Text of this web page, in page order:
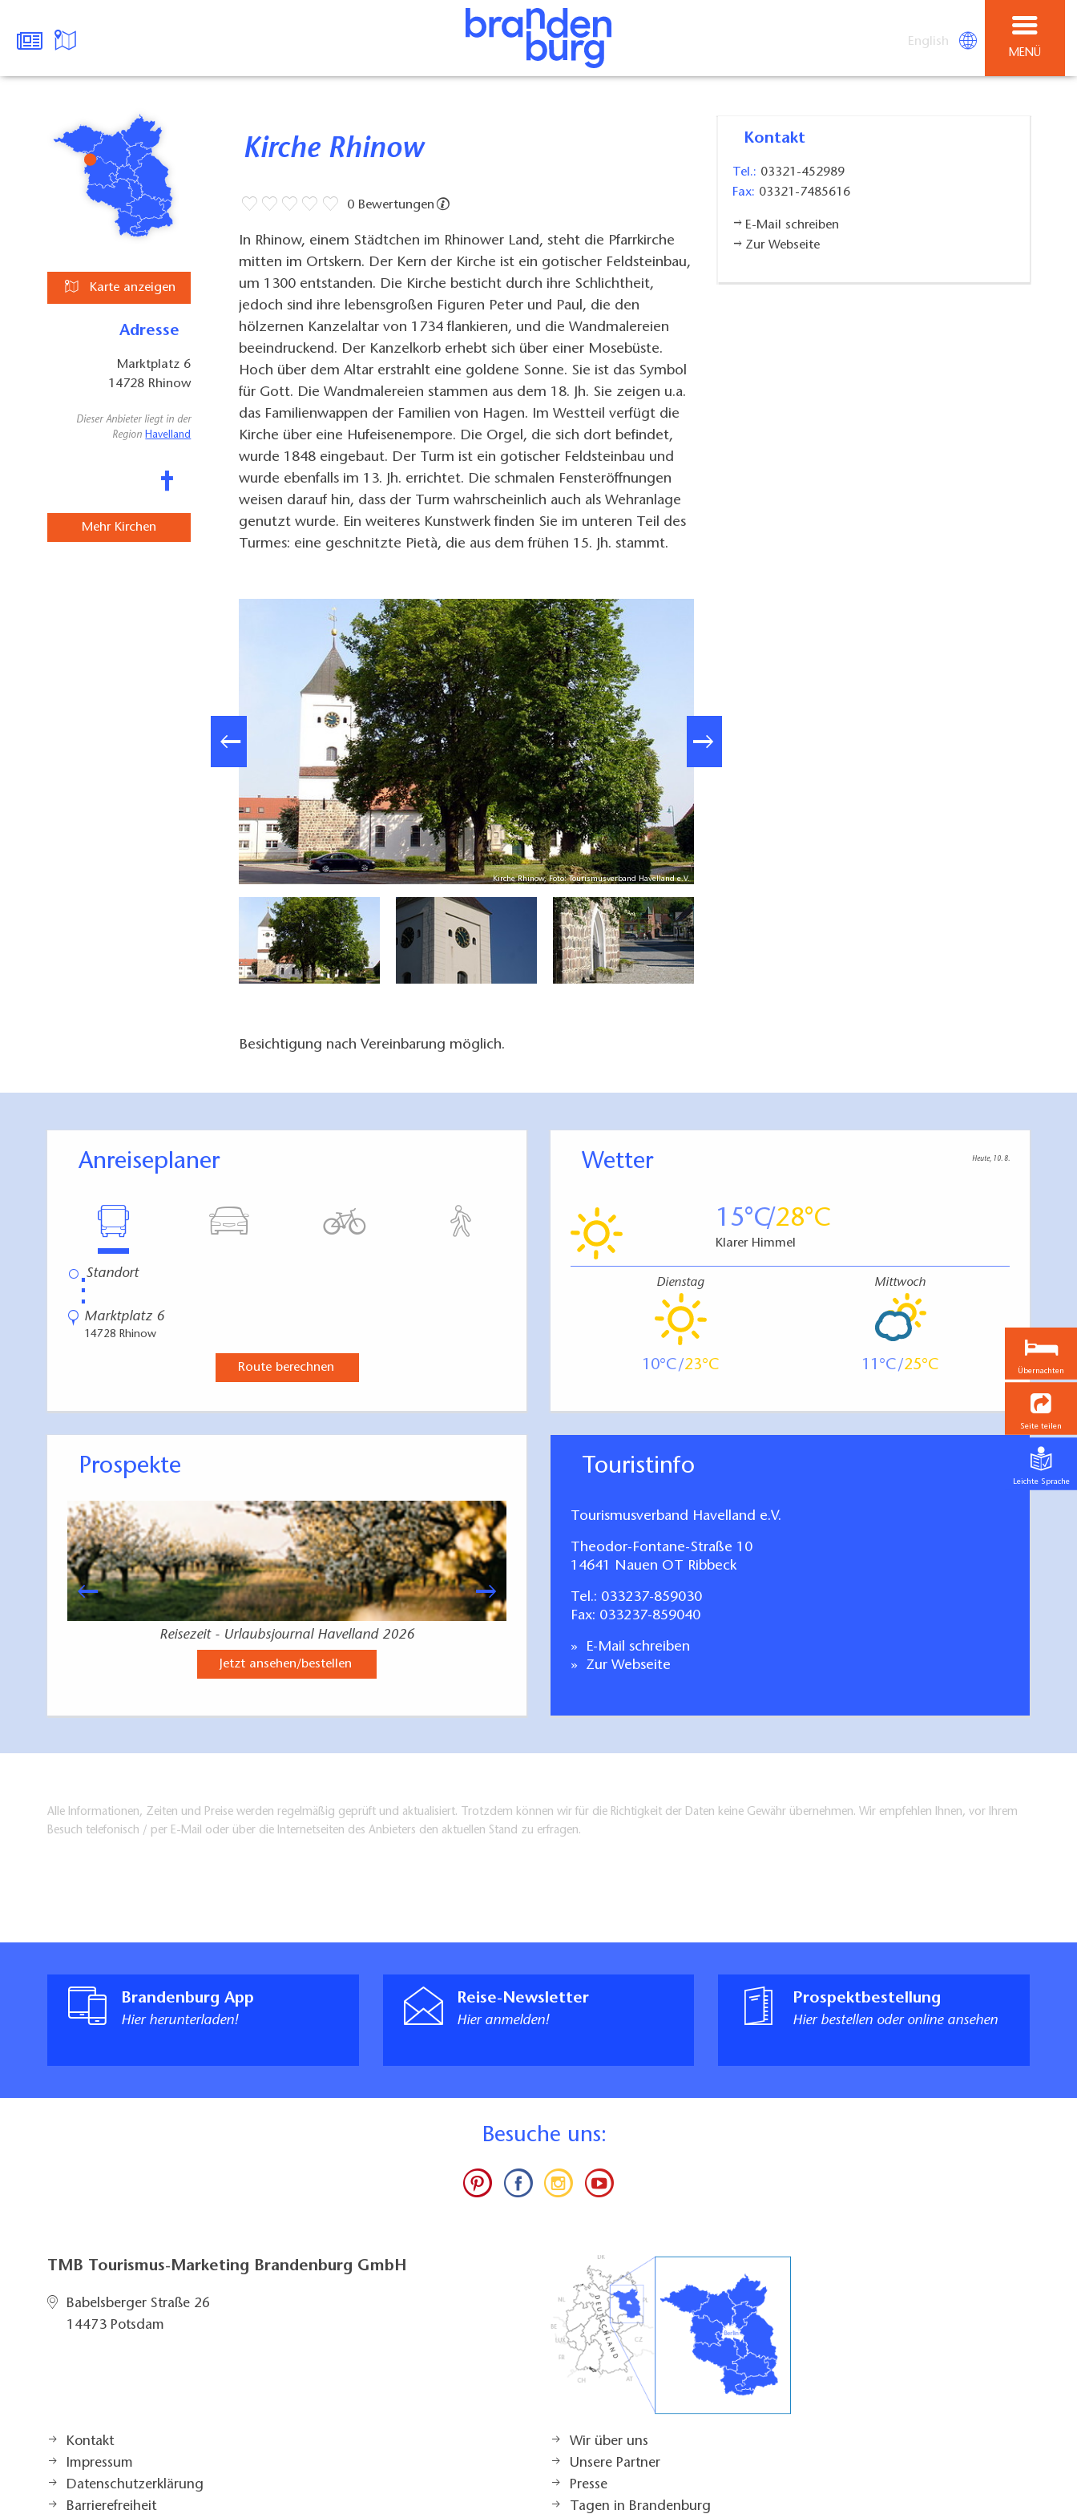
English
MENÜ
Karte anzeigen
Adresse
Marktplatz 6
14728 Rhinow
Dieser Anbieter liegt in der
Region Havelland
Mehr Kirchen
Kirche Rhinow
0 Bewertungen
In Rhinow, einem Städtchen im Rhinower Land, steht die Pfarrkirche
mitten im Ortskern. Der Kern der Kirche ist ein gotischer Feldsteinbau,
um 1300 entstanden. Die Kirche besticht durch ihre Schlichtheit,
jedoch sind ihre lebensgroßen Figuren Peter und Paul, die den
hölzernen Kanzelaltar von 1734 flankieren, und die Wandmalereien
beeindruckend. Der Kanzelkorb erhebt sich über einer Mosebüste.
Hoch über dem Altar erstrahlt eine goldene Sonne. Sie ist das Symbol
für Gott. Die Wandmalereien stammen aus dem 18. Jh. Sie zeigen u.a.
das Familienwappen der Familien von Hagen. Im Westteil verfügt die
Kirche über eine Hufeisenempore. Die Orgel, die sich dort befindet,
wurde 1848 eingebaut. Der Turm ist ein gotischer Feldsteinbau und
wurde ebenfalls im 13. Jh. errichtet. Die schmalen Fensteröffnungen
weisen darauf hin, dass der Turm wahrscheinlich auch als Wehranlage
genutzt wurde. Ein weiteres Kunstwerk finden Sie im unteren Teil des
Turmes: eine geschnitzte Pietà, die aus dem frühen 15. Jh. stammt.
Kirche Rhinow, Foto: Tourismusverband Havelland e.V.
Besichtigung nach Vereinbarung möglich.
Kontakt
Tel.: 03321-452989
Fax: 03321-7485616
E-Mail schreiben
Zur Webseite
Anreiseplaner
⋮
Marktplatz 6
14728 Rhinow
Route berechnen
Wetter Heute, 10. 8.
15 28
Klarer Himmel
Dienstag
10 23
Mittwoch
11 25
Prospekte
Reisezeit - Urlaubsjournal Havelland 2026
Jetzt ansehen/bestellen Jetzt ansehen/bestellen
Touristinfo
Tourismusverband Havelland e.V.
Theodor-Fontane-Straße 10
14641 Nauen OT Ribbeck
Tel.: 033237-859030
Fax: 033237-859040
E-Mail schreiben
Zur Webseite
Alle Informationen, Zeiten und Preise werden regelmäßig geprüft und aktualisiert. Trotzdem können wir für die Richtigkeit der Daten keine Gewähr übernehmen. Wir empfehlen Ihnen, vor Ihrem
Besuch telefonisch / per E-Mail oder über die Internetseiten des Anbieters den aktuellen Stand zu erfragen.
Brandenburg App
Hier herunterladen!
Reise-Newsletter
Hier anmelden!
Prospektbestellung
Hier bestellen oder online ansehen
Besuche uns:
TMB Tourismus-Marketing Brandenburg GmbH
Babelsberger Straße 26
14473 Potsdam
Kontakt
Impressum
Datenschutzerklärung
Barrierefreiheit
Wir über uns
Unsere Partner
Presse
Tagen in Brandenburg
Übernachten
Seite teilen
Leichte Sprache